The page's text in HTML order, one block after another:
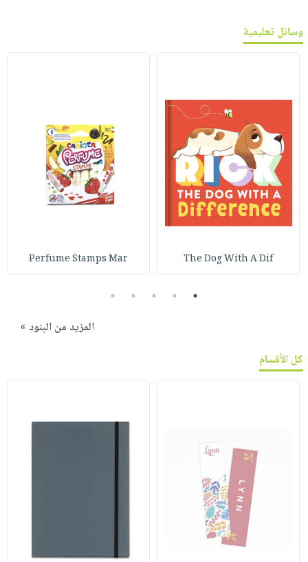
وسائل تعليمية
The Dog With A Dif
Perfume Stamps Mar
1
2
3
4
5
المزيد من البنود »
كل الأقسام